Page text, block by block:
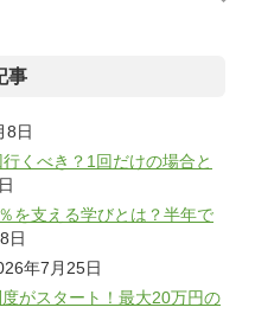
事
8日
くべき？1回だけの場合と
を支える学びとは？半年で
日
年7月25日
がスタート！最大20万円の